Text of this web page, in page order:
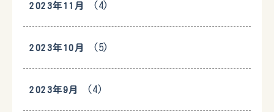
2023年11月 (4)
2023年10月 (5)
2023年9月 (4)